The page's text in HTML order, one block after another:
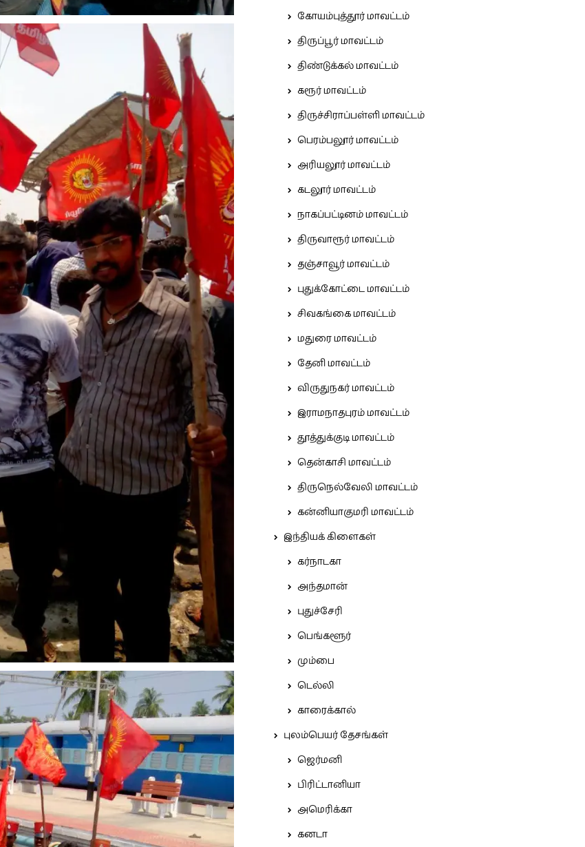
கோயம்புத்தூர் மாவட்டம்
திருப்பூர் மாவட்டம்
திண்டுக்கல் மாவட்டம்
கரூர் மாவட்டம்
திருச்சிராப்பள்ளி மாவட்டம்
பெரம்பலூர் மாவட்டம்
அரியலூர் மாவட்டம்
கடலூர் மாவட்டம்
நாகப்பட்டினம் மாவட்டம்
திருவாரூர் மாவட்டம்
தஞ்சாவூர் மாவட்டம்
புதுக்கோட்டை மாவட்டம்
சிவகங்கை மாவட்டம்
மதுரை மாவட்டம்
தேனி மாவட்டம்
விருதுநகர் மாவட்டம்
இராமநாதபுரம் மாவட்டம்
தூத்துக்குடி மாவட்டம்
தென்காசி மாவட்டம்
திருநெல்வேலி மாவட்டம்
கன்னியாகுமரி மாவட்டம்
இந்தியக் கிளைகள்
கர்நாடகா
அந்தமான்
புதுச்சேரி
பெங்களூர்
மும்பை
டெல்லி
காரைக்கால்
புலம்பெயர் தேசங்கள்
ஜெர்மனி
பிரிட்டானியா
அமெரிக்கா
கனடா